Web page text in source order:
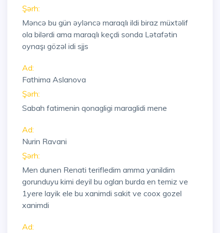
Şərh:
Məncə bu gün əyləncə maraqlı ildi biraz müxtəlif
ola bilərdi ama maraqlı keçdi sonda Lətafətin
oynaşı gözəl idi sjjs
Ad:
Fathima Aslanova
Şərh:
Sabah fatimenin qonagligi maraglidi mene
Ad:
Nurin Ravani
Şərh:
Men dunen Renati terifledim amma yanildim
gorunduyu kimi deyil bu oglan burda en temiz ve
1yere layik ele bu xanimdi sakit ve coox gozel
xanimdi
Ad: